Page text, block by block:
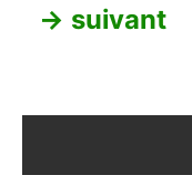
→ suivant